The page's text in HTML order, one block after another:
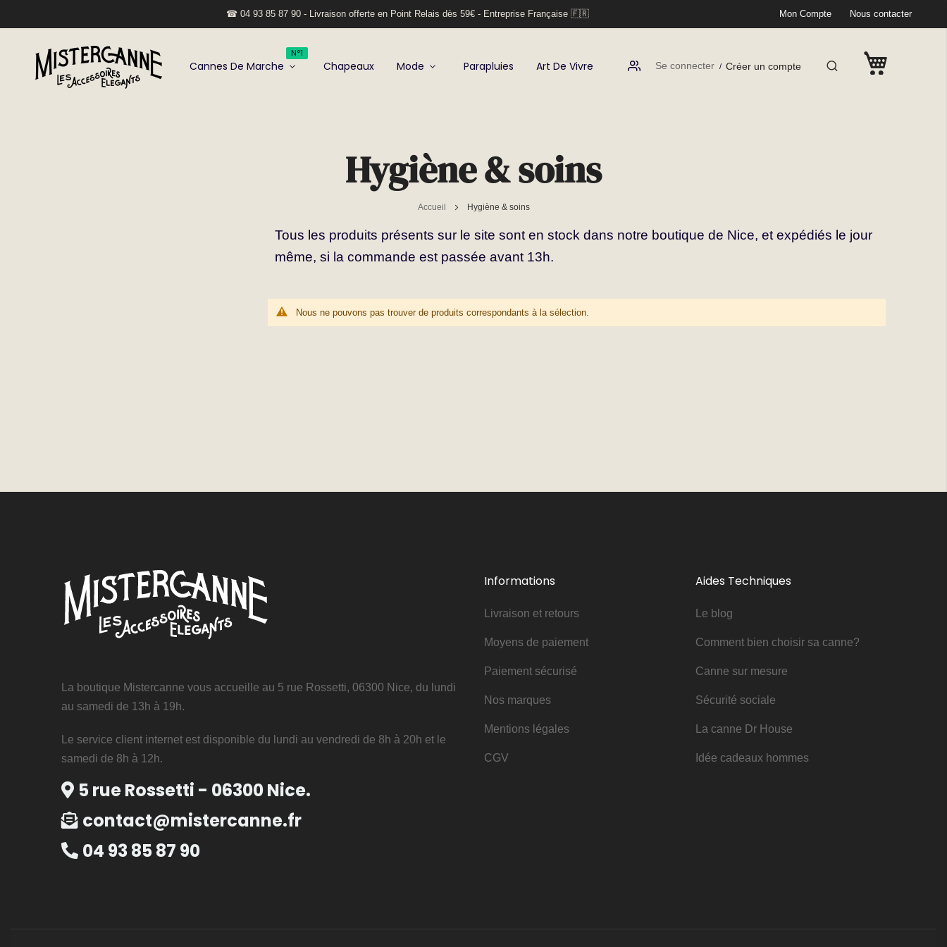
☎ 04 93 85 87 90 - Livraison offerte en Point Relais dès 59€ - Entreprise Française 🇫🇷 Mon Compte Nous contacter
Cannes De Marche
N°1
Chapeaux Mode Parapluies Art De Vivre Se connecter Créer un compte
Hygiène & soins
Accueil Hygiène & soins
Tous les produits présents sur le site sont en stock dans notre boutique de Nice, et expédiés le jour
même, si la commande est passée avant 13h.
Nous ne pouvons pas trouver de produits correspondants à la sélection.
La boutique Mistercanne vous accueille au 5 rue Rossetti, 06300 Nice, du lundi
au samedi de 13h à 19h.
Le service client internet est disponible du lundi au vendredi de 8h à 20h et le
samedi de 8h à 12h.
5 rue Rossetti - 06300 Nice.
contact@mistercanne.fr
04 93 85 87 90
Informations
Livraison et retours
Moyens de paiement
Paiement sécurisé
Nos marques
Mentions légales
CGV
Aides Techniques
Le blog
Comment bien choisir sa canne?
Canne sur mesure
Sécurité sociale
La canne Dr House
Idée cadeaux hommes